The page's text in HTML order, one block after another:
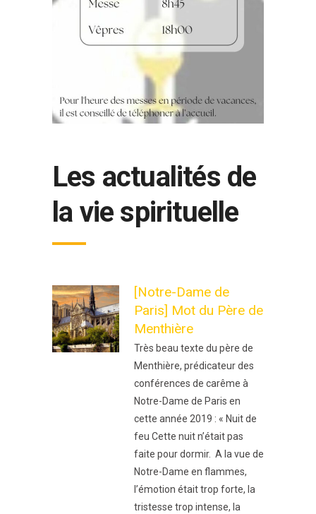
Les actualités de
la vie spirituelle
[Notre-Dame de
Paris] Mot du Père de
Menthière
Très beau texte du père de
Menthière, prédicateur des
conférences de carême à
Notre-Dame de Paris en
cette année 2019 : « Nuit de
feu Cette nuit n’était pas
faite pour dormir. A la vue de
Notre-Dame en flammes,
l’émotion était trop forte, la
tristesse trop intense, la